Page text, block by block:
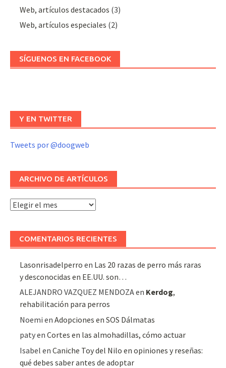
Web, artículos destacados (3)
Web, artículos especiales (2)
SÍGUENOS EN FACEBOOK
Y EN TWITTER
Tweets por @doogweb
ARCHIVO DE ARTÍCULOS
Archivo
COMENTARIOS RECIENTES
Lasonrisadelperro en Las 20 razas de perro más raras
y desconocidas en EE.UU. son…
ALEJANDRO VAZQUEZ MENDOZAen Kerdog,
rehabilitación para perros
Noemi enAdopciones en SOS Dálmatas
patyenCortes en las almohadillas, cómo actuar
Isabel enCaniche Toy del Nilo en opiniones y reseñas:
qué debes saber antes de adoptar